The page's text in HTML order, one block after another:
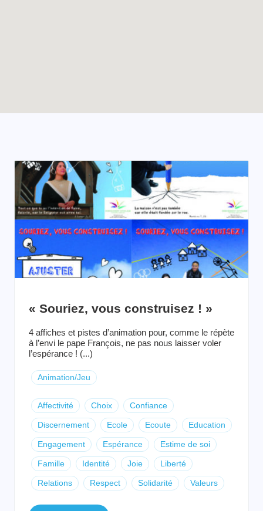
« Souriez, vous construisez ! »
4 affiches et pistes d’animation pour, comme le répète
à l’envi le pape François, ne pas nous laisser voler
l’espérance ! (...)
Animation/Jeu
Affectivité Choix Confiance
Discernement Ecole Ecoute Education
Engagement Espérance Estime de soi
Famille Identité Joie Liberté
Relations Respect Solidarité Valeurs